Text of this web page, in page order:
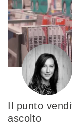
Il punto
ascolto